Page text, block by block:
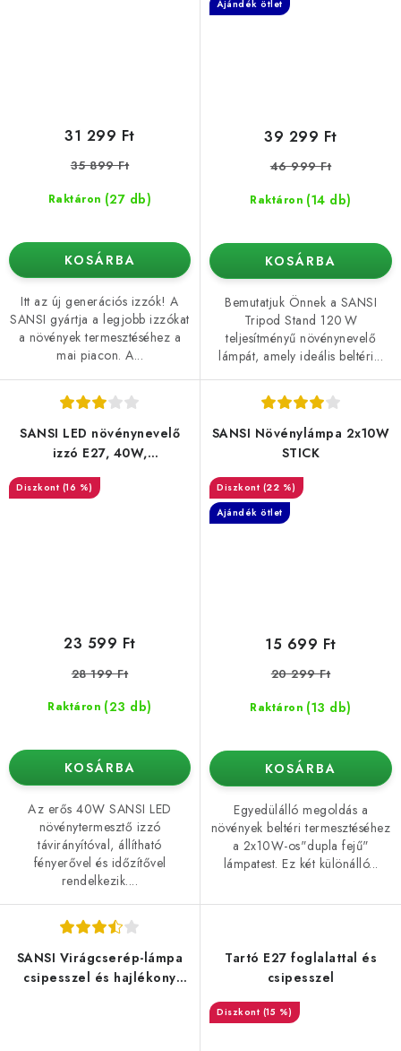
Raktáron (27 db)
31 299 Ft
35 899 Ft
KOSÁRBA
Itt az új generációs izzók! A
SANSI gyártja a legjobb izzókat
a növények termesztéséhez a
mai piacon. A...
Ajándék ötlet
Raktáron (14 db)
39 299 Ft
46 999 Ft
KOSÁRBA
Bemutatjuk Önnek a SANSI
Tripod Stand 120 W
teljesítményű növénynevelő
lámpát, amely ideális beltéri...
SANSI LED növénynevelő
izzó E27, 40W,
(16 %)
Raktáron (23 db)
23 599 Ft
28 199 Ft
KOSÁRBA
Az erős 40W SANSI LED
növénytermesztő izzó
távirányítóval, állítható
fényerővel és időzítővel
rendelkezik....
SANSI Növénylámpa 2x10W
STICK
(22 %)
Ajándék ötlet
Raktáron (13 db)
15 699 Ft
20 299 Ft
KOSÁRBA
Egyedülálló megoldás a
növények beltéri termesztéséhez
a 2x10W-os"dupla fejű"
lámpatest. Ez két különálló...
SANSI Virágcserép-lámpa
csipesszel és hajlékony
Tartó E27 foglalattal és
csipesszel
(15 %)